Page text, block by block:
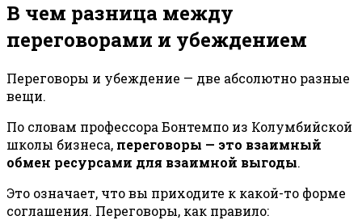
В чем разница между
переговорами и убеждением
Переговоры и убеждение — две абсолютно разные
вещи.
По словам профессора Бонтемпо из Колумбийской
школы бизнеса, переговоры — это взаимный
обмен ресурсами для взаимной выгоды.
Это означает, что вы приходите к какой-то форме
соглашения. Переговоры, как правило: